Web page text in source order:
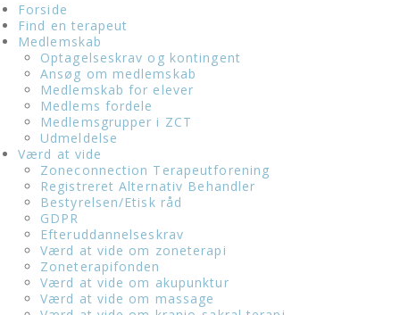
Forside
Find en terapeut
Medlemskab
Optagelseskrav og kontingent
Ansøg om medlemskab
Medlemskab for elever
Medlems fordele
Medlemsgrupper i ZCT
Udmeldelse
Værd at vide
Zoneconnection Terapeutforening
Registreret Alternativ Behandler
Bestyrelsen/Etisk råd
GDPR
Efteruddannelseskrav
Værd at vide om zoneterapi
Zoneterapifonden
Værd at vide om akupunktur
Værd at vide om massage